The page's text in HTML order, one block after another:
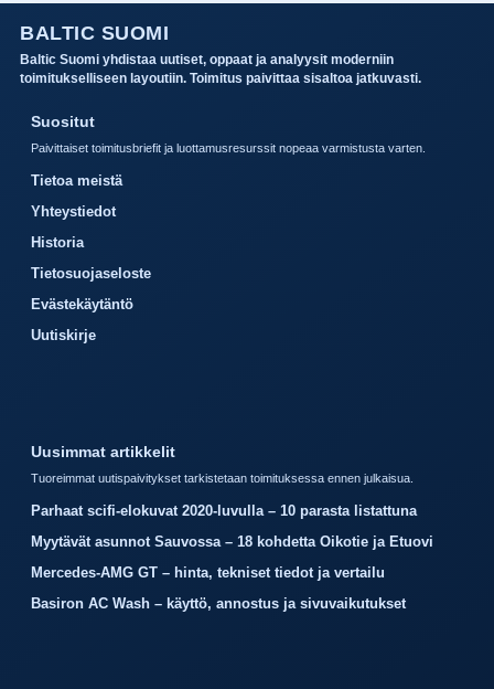
BALTIC SUOMI
Baltic Suomi yhdistaa uutiset, oppaat ja analyysit moderniin
toimitukselliseen layoutiin. Toimitus paivittaa sisaltoa jatkuvasti.
Suositut
Paivittaiset toimitusbriefit ja luottamusresurssit nopeaa varmistusta varten.
Tietoa meistä
Yhteystiedot
Historia
Tietosuojaseloste
Evästekäytäntö
Uutiskirje
Uusimmat artikkelit
Tuoreimmat uutispaivitykset tarkistetaan toimituksessa ennen julkaisua.
Parhaat scifi-elokuvat 2020-luvulla – 10 parasta listattuna
Myytävät asunnot Sauvossa – 18 kohdetta Oikotie ja Etuovi
Mercedes-AMG GT – hinta, tekniset tiedot ja vertailu
Basiron AC Wash – käyttö, annostus ja sivuvaikutukset